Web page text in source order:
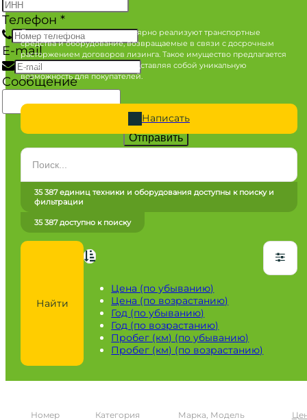
Лизинговые компании регулярно реализуют транспортные
средства и оборудование, возвращаемые в связи с досрочным
расторжением договоров лизинга. Такое имущество предлагается
по конкурентным ценам, представляя собой уникальную
возможность для покупателей.
Написать
Марка
Все марки
Город / регион
от до
Пробег / Наработка
Найти
Цена (по убыванию)
Цена (по возрастанию)
Год (по убыванию)
Год (по возрастанию)
Пробег (км) (по убыванию)
Пробег (км) (по возрастанию)
35 387 единиц техники и оборудования доступны к поиску и
фильтрации
35 387 доступно к поиску
Номер Категория Марка, Модель
Телефон *
E-mail
Сообщение
Отправить